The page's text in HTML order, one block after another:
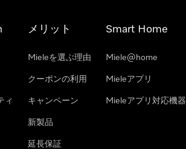
ィ
メリット
Mieleを選ぶ理由
クーポンの利用
キャンペーン
新製品
延長保証
Smart Home
Miele@home
Mieleアプリ
Mieleアプリ対応機器